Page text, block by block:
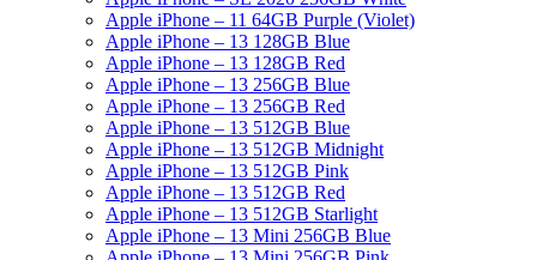
Apple iPhone – 11 64GB Purple (Violet)
Apple iPhone – 13 128GB Blue
Apple iPhone – 13 128GB Red
Apple iPhone – 13 256GB Blue
Apple iPhone – 13 256GB Red
Apple iPhone – 13 512GB Blue
Apple iPhone – 13 512GB Midnight
Apple iPhone – 13 512GB Pink
Apple iPhone – 13 512GB Red
Apple iPhone – 13 512GB Starlight
Apple iPhone – 13 Mini 256GB Blue